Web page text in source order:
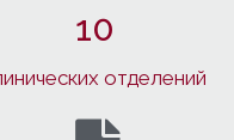
10
отделений